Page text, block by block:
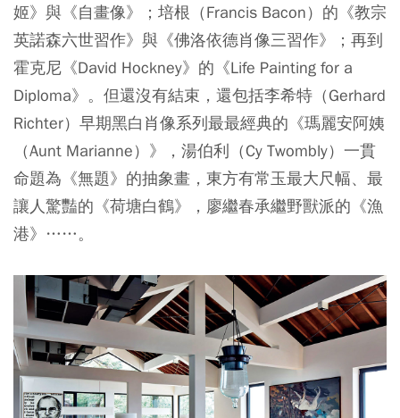
姬》與《自畫像》；培根（Francis Bacon）的《教宗
英諾森六世習作》與《佛洛依德肖像三習作》；再到
霍克尼《David Hockney》的《Life Painting for a
Diploma》。但還沒有結束，還包括李希特（Gerhard
Richter）早期黑白肖像系列最最經典的《瑪麗安阿姨
（Aunt Marianne）》，湯伯利（Cy Twombly）一貫
命題為《無題》的抽象畫，東方有常玉最大尺幅、最
讓人驚豔的《荷塘白鶴》，廖繼春承繼野獸派的《漁
港》……。